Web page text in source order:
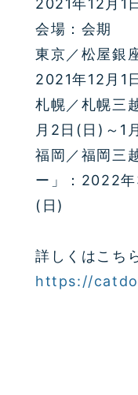
2021年12月1
会場：会期
東京／松屋銀
2021年12月1
札幌／札幌三
月2日(日)～1
福岡／福岡三
ー」：2022
(日)
詳しくはこち
https://